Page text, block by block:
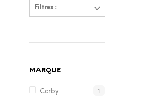
Filtres :
MARQUE
Corby 1